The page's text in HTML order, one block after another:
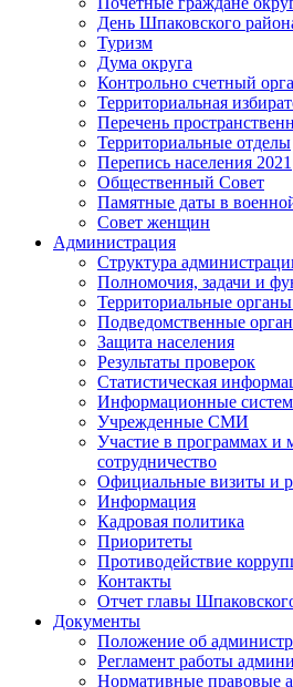
День Шпаковского
Туризм
Дума округа
Контрольно счетный
Территориальная
Перечень
Территориальные отделы
Перепись населения 2021
Общественный Совет
Памятные даты в
Совет женщин
Администрация
Структура
Полномочия, задачи и
Территориальные органы
Подведомственные
Защита населения
Результаты проверок
Статистическая
Информационные
Учрежденные СМИ
Участие в программах и
сотрудничество
Официальные визиты и
Информация
Кадровая политика
Приоритеты
Противодействие
Контакты
Отчет главы
Документы
Положение об
Регламент работы
Нормативные правовые